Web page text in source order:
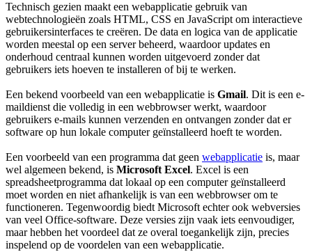
Technisch gezien maakt een webapplicatie gebruik van
webtechnologieën zoals HTML, CSS en JavaScript om interactieve
gebruikersinterfaces te creëren. De data en logica van de applicatie
worden meestal op een server beheerd, waardoor updates en
onderhoud centraal kunnen worden uitgevoerd zonder dat
gebruikers iets hoeven te installeren of bij te werken.
Een bekend voorbeeld van een webapplicatie is Gmail. Dit is een e-
maildienst die volledig in een webbrowser werkt, waardoor
gebruikers e-mails kunnen verzenden en ontvangen zonder dat er
software op hun lokale computer geïnstalleerd hoeft te worden.
Een voorbeeld van een programma dat geen webapplicatie is, maar
wel algemeen bekend, is Microsoft Excel. Excel is een
spreadsheetprogramma dat lokaal op een computer geïnstalleerd
moet worden en niet afhankelijk is van een webbrowser om te
functioneren. Tegenwoordig biedt Microsoft echter ook webversies
van veel Office-software. Deze versies zijn vaak iets eenvoudiger,
maar hebben het voordeel dat ze overal toegankelijk zijn, precies
inspelend op de voordelen van een webapplicatie.